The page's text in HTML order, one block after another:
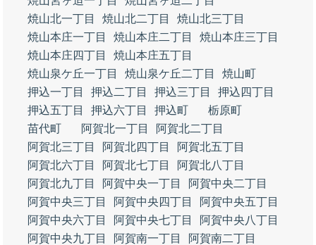
焼山北一丁目
焼山北二丁目
焼山北三丁目
焼山本庄一丁目
焼山本庄二丁目
焼山本庄三丁目
焼山本庄四丁目
焼山本庄五丁目
焼山泉ケ丘一丁目
焼山泉ケ丘二丁目
焼山町
押込一丁目
押込二丁目 押込三丁目
押込四丁目
押込五丁目
押込六丁目 押込町
栃原町
苗代町
阿賀北一丁目
阿賀北二丁目
阿賀北三丁目
阿賀北四丁目
阿賀北五丁目
阿賀北六丁目
阿賀北七丁目
阿賀北八丁目
阿賀北九丁目
阿賀中央一丁目
阿賀中央二丁目
阿賀中央三丁目
阿賀中央四丁目
阿賀中央五丁目
阿賀中央六丁目
阿賀中央七丁目
阿賀中央八丁目
阿賀中央九丁目
阿賀南一丁目
阿賀南二丁目